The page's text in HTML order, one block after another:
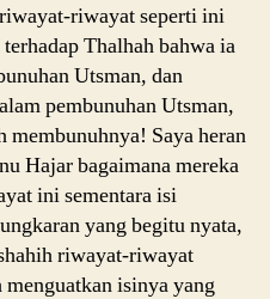
riwayat seperti ini
Thalhah bahwa ia
Utsman, dan
pembunuhan Utsman,
membunuhnya! Saya heran
Hajar bagaimana mereka
ini sementara isi
yang begitu nyata,
riwayat-riwayat
isinya yang